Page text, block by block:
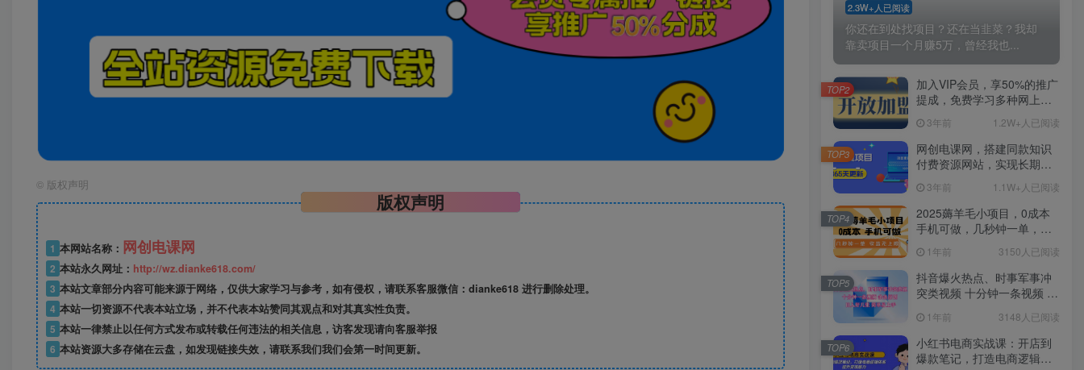
© 版权声明
版权声明
1 本网站名称： 网创电课网
2 本站永久网址： http://wz.dianke618.com/
3 本站文章部分内容可能来源于网络，仅供大家学习与参考，如有侵权，请联系客服微信：dianke618 进行删除处理。
4 本站一切资源不代表本站立场，并不代表本站赞同其观点和对其真实性负责。
5 本站一律禁止以任何方式发布或转载任何违法的相关信息，访客发现请向客服举报
6 本站资源大多存储在云盘，如发现链接失效，请联系我们我们会第一时间更新。
2.3W+人已阅读
你还在到处找项目？还在当韭菜？我却
靠卖项目一个月赚5万，曾经我也...
加入VIP会员，享50%的推广
提成，免费学习多种网上创
3年前 1.2W+人已阅读
TOP2
网创电课网，搭建同款知识
付费资源网站，实现长期稳
3年前 1.1W+人已阅读
TOP3
2025薅羊毛小项目，0成本
手机可做，几秒钟一单，收
1年前 3150人已阅读
TOP4
抖音爆火热点、时事军事冲
突类视频 十分钟一条视频 条
手 1年前 3148人已阅读
TOP5
小红书电商实战课：开店到
爆款笔记，打造电商逻辑体
TOP6